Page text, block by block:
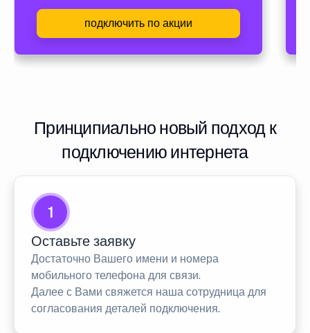
подключить по акции
Принципиально новый подход к
подключению интернета
1
Оставьте заявку
Достаточно Вашего имени и номера
мобильного телефона для связи.
Далее с Вами свяжется наша сотрудница для
согласования деталей подключения.